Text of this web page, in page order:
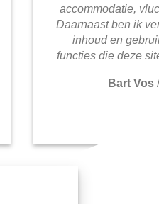
accommodatie,
Daarnaast ben ik
inhoud en
functies die deze
Bart Vos